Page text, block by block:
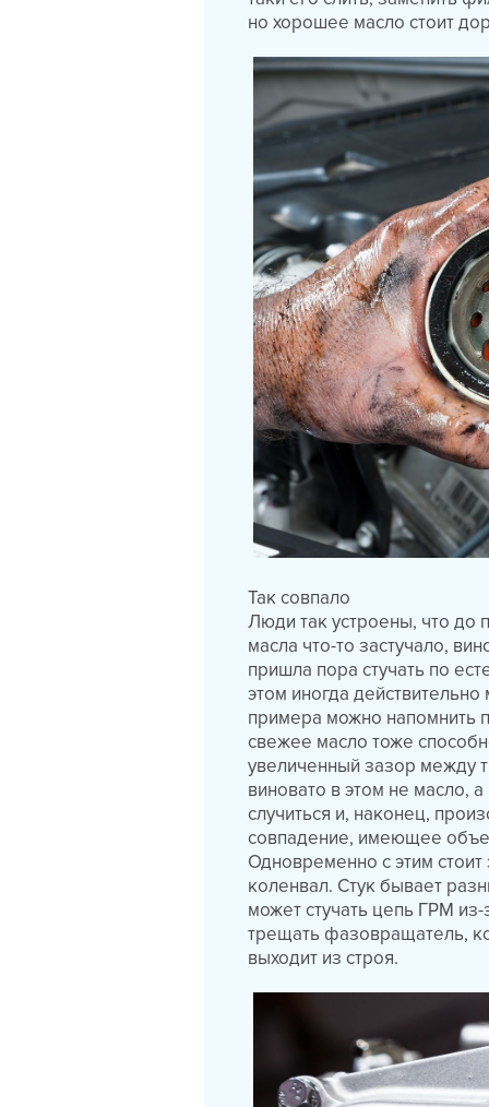
но хорошее масло стоит
Так совпало
Люди так устроены, что до
масла что-то застучало,
пришла пора стучать по
этом иногда
примера можно напомнить
свежее масло тоже
увеличенный зазор между
виновато в этом не масло,
случиться и, наконец,
совпадение, имеющее
Одновременно с этим стоит
коленвал. Стук бывает
может стучать цепь ГРМ
трещать фазовращатель,
выходит из строя.